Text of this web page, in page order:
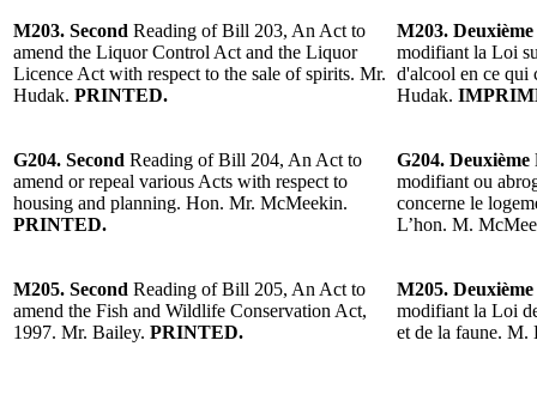
M203. Second Reading of Bill 203, An Act to
amend the Liquor Control Act and the Liquor
Licence Act with respect to the sale of spirits. Mr.
Hudak. PRINTED.
M203. Deuxième
modifiant la Loi
d'alcool en ce qui
Hudak.
G204. Second Reading of Bill 204, An Act to
amend or repeal various Acts with respect to
housing and planning. Hon. Mr. McMeekin.
PRINTED.
G204. Deuxième
modifiant ou
concerne le
L’hon. M.
M205. Second Reading of Bill 205, An Act to
amend the Fish and Wildlife Conservation Act,
1997. Mr. Bailey. PRINTED.
M205. Deuxième
modifiant la Loi
et de la faune. M.